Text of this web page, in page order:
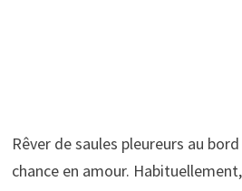
Rêver de saules pleureurs au
chance en amour.